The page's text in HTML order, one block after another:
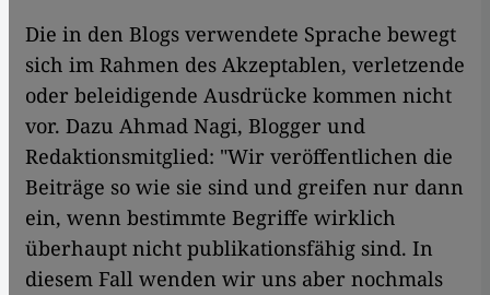
Die in den Blogs verwendete Sprache bewegt
sich im Rahmen des Akzeptablen, verletzende
oder beleidigende Ausdrücke kommen nicht
vor. Dazu Ahmad Nagi, Blogger und
Redaktionsmitglied: "Wir veröffentlichen die
Beiträge so wie sie sind und greifen nur dann
ein, wenn bestimmte Begriffe wirklich
überhaupt nicht publikationsfähig sind. In
diesem Fall wenden wir uns aber nochmals